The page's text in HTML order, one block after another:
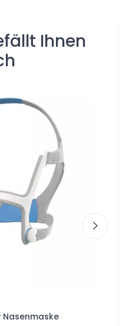
Ihnen
Nasenmaske